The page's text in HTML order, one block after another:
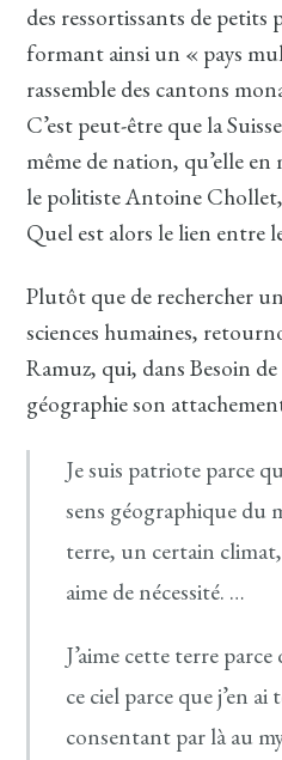
des ressortissants de petits
formant ainsi un « pays
rassemble des cantons
C’est peut-être que la
même de nation, qu’elle
le politiste Antoine
Quel est alors le lien entre
Plutôt que de rechercher
sciences humaines,
Ramuz, qui, dans Besoin
géographie son
Je suis patriote parce
sens géographique du
terre, un certain
aime de nécessité. …
J’aime cette terre
ce ciel parce que j’en
consentant par là au